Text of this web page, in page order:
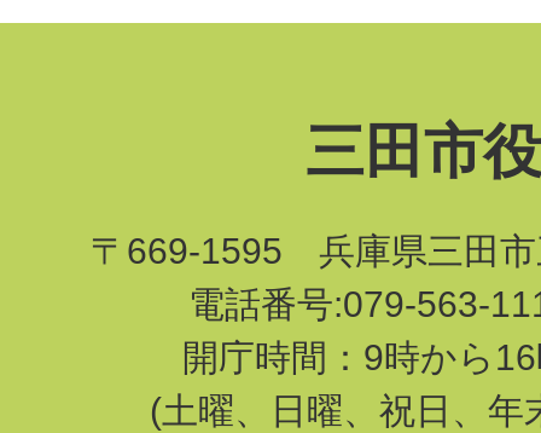
三田市
〒669-1595 兵庫県三田市
電話番号:079-563-
開庁時間：9時から
(土曜、日曜、祝日、年